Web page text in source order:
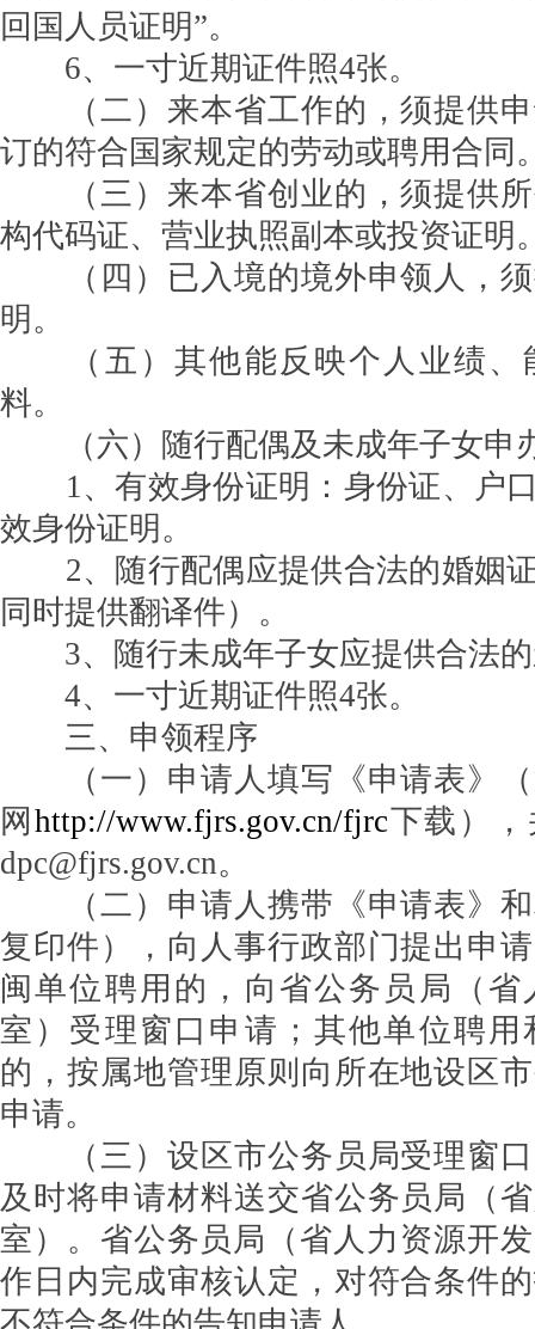
回国人员证明”。
6、一寸近期证件照4张。
（二）来本省工作的，须提供申
订的符合国家规定的劳动或聘用合同
（三）来本省创业的，须提供所
构代码证、营业执照副本或投资证明
（四）已入境的境外申领人，须
明。
（五）其他能反映个人业绩、
料。
（六）随行配偶及未成年子女申
1、有效身份证明：身份证、户
效身份证明。
2、随行配偶应提供合法的婚姻
同时提供翻译件）。
3、随行未成年子女应提供合法的
4、一寸近期证件照4张。
三、申领程序
（一）申请人填写《申请表》（
网 http://www.fjrs.gov.cn/fjrc下载），
dpc@fjrs.gov.cn。
（二）申请人携带《申请表》和
复印件），向人事行政部门提出申
闽单位聘用的，向省公务员局（
室）受理窗口申请；其他单位聘
的，按属地管理原则向所在地设区
申请。
（三）设区市公务员局受理窗口
及时将申请材料送交省公务员局（
室）。省公务员局（省人力资源开
作日内完成审核认定，对符合条件